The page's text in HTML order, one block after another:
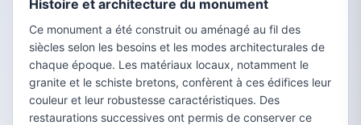
Histoire et architecture du monument
Ce monument a été construit ou aménagé au fil des
siècles selon les besoins et les modes architecturales de
chaque époque. Les matériaux locaux, notamment le
granite et le schiste bretons, confèrent à ces édifices leur
couleur et leur robustesse caractéristiques. Des
restaurations successives ont permis de conserver ce